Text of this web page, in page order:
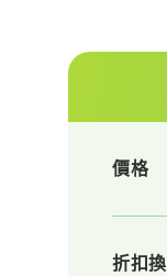
價格
折扣